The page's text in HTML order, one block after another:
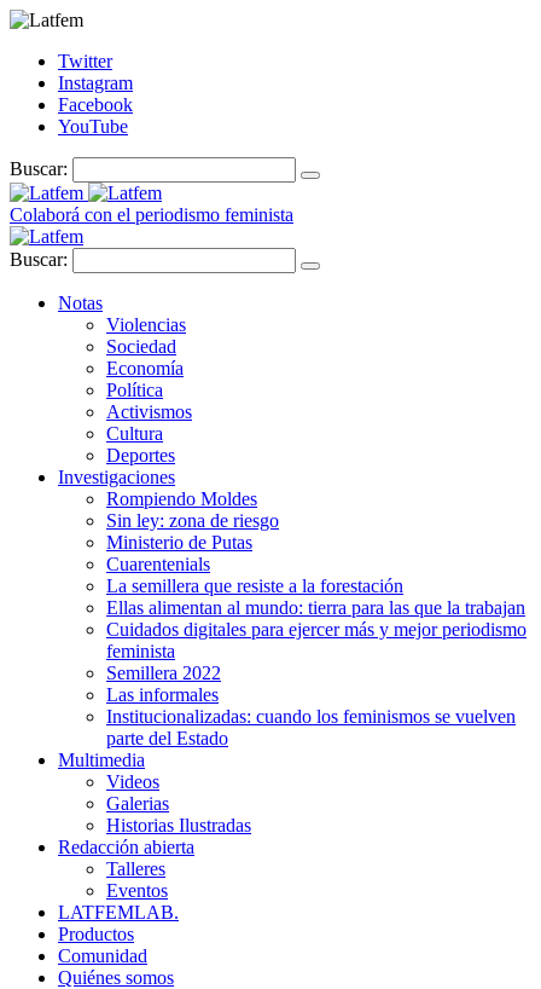
Twitter
Instagram
Facebook
YouTube
Buscar:
Colaborá con el periodismo feminista
Buscar:
Notas
Violencias
Sociedad
Economía
Política
Activismos
Cultura
Deportes
Investigaciones
Rompiendo Moldes
Sin ley: zona de riesgo
Ministerio de Putas
Cuarentenials
La semillera que resiste a la forestación
Ellas alimentan al mundo: tierra para las que la trabajan
Cuidados digitales para ejercer más y mejor periodismo
feminista
Semillera 2022
Las informales
Institucionalizadas: cuando los feminismos se vuelven
parte del Estado
Multimedia
Videos
Galerias
Historias Ilustradas
Redacción abierta
Talleres
Eventos
LATFEMLAB.
Productos
Comunidad
Quiénes somos